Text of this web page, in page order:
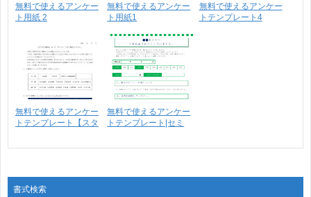
無料で使えるアンケー
ト用紙 2
無料で使えるアンケー
ト用紙1
無料で使えるアンケー
トテンプレート4
無料で使えるアンケー
トテンプレート【スタ
無料で使えるアンケー
トテンプレート|セミ
書式検索